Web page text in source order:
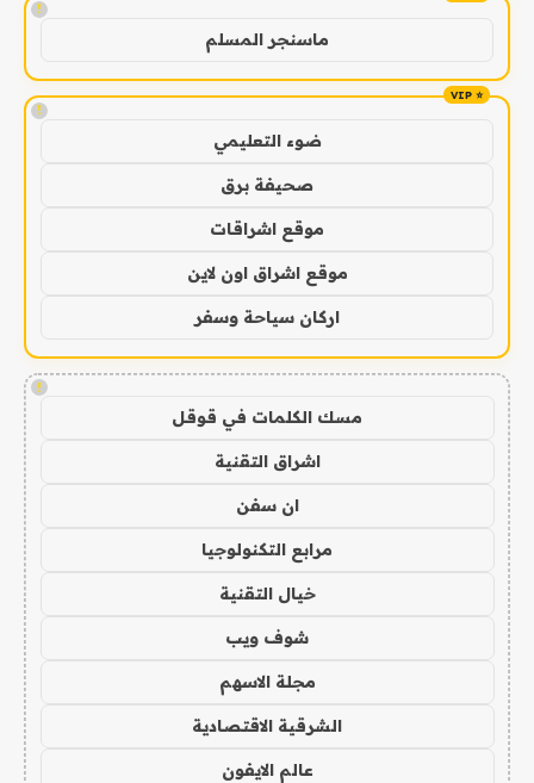
!
ماسنجر المسلم
!
ضوء التعليمي
صحيفة برق
موقع اشراقات
موقع اشراق اون لاين
اركان سياحة وسفر
!
مسك الكلمات في قوقل
اشراق التقنية
ان سفن
مرابع التكنولوجيا
خيال التقنية
شوف ويب
مجلة الاسهم
الشرقية الاقتصادية
عالم الايفون